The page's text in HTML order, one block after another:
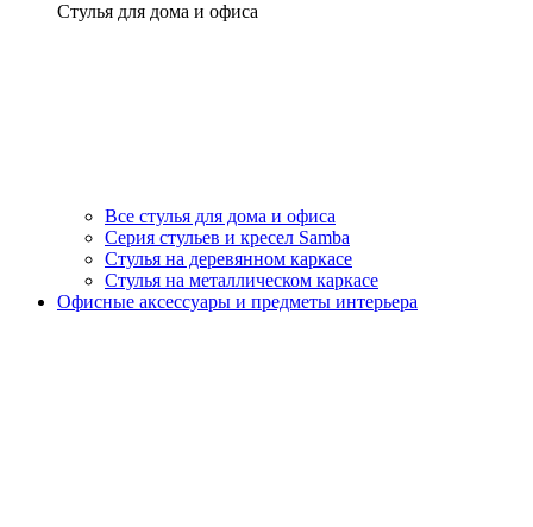
Стулья для дома и офиса
Все стулья для дома и офиса
Серия стульев и кресел Samba
Стулья на деревянном каркасе
Стулья на металлическом каркасе
Офисные аксессуары и предметы интерьера